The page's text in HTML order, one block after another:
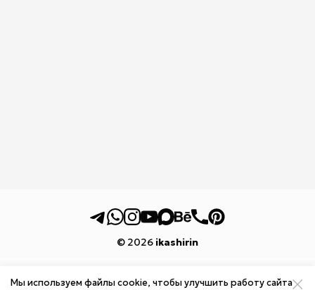
© 2026 ikashirin
реквизиты и доставка
Мы используем файлы cookie, чтобы улучшить работу сайта